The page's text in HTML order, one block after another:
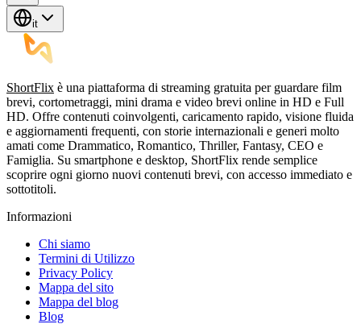
it
ShortFlix è una piattaforma di streaming gratuita per guardare film
brevi, cortometraggi, mini drama e video brevi online in HD e Full
HD. Offre contenuti coinvolgenti, caricamento rapido, visione fluida
e aggiornamenti frequenti, con storie internazionali e generi molto
amati come Drammatico, Romantico, Thriller, Fantasy, CEO e
Famiglia. Su smartphone e desktop, ShortFlix rende semplice
scoprire ogni giorno nuovi contenuti brevi, con accesso immediato e
sottotitoli.
Informazioni
Chi siamo
Termini di Utilizzo
Privacy Policy
Mappa del sito
Mappa del blog
Blog